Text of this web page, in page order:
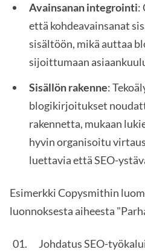
Avainsanan integrointi:
että kohdeavainsanat
sisältöön, mikä auttaa
sijoittumaan
Sisällön rakenne:
blogikirjoitukset
rakennetta, mukaan
hyvin organisoitu
luettavia että SEO-
Esimerkki Copysmithin
luonnoksesta aiheesta
Johdatus SEO-